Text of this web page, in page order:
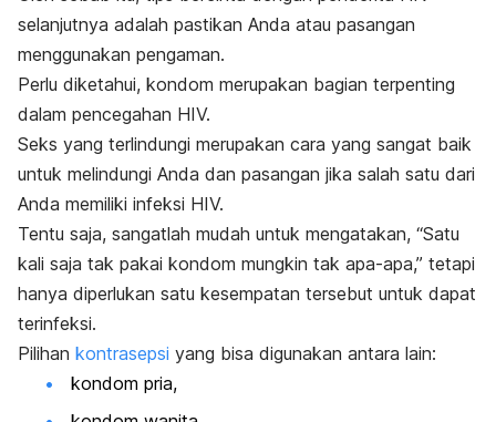
selanjutnya adalah pastikan Anda atau pasangan
menggunakan pengaman.
Perlu diketahui, kondom merupakan bagian terpenting
dalam pencegahan HIV.
Seks yang terlindungi merupakan cara yang sangat baik
untuk melindungi Anda dan pasangan jika salah satu dari
Anda memiliki infeksi HIV.
Tentu saja, sangatlah mudah untuk mengatakan, “Satu
kali saja tak pakai kondom mungkin tak apa-apa,” tetapi
hanya diperlukan satu kesempatan tersebut untuk dapat
terinfeksi.
Pilihan kontrasepsi yang bisa digunakan antara lain:
kondom pria,